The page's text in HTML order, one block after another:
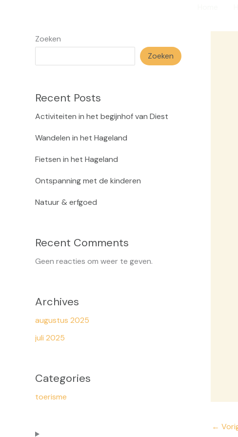
Zoeken
Zoeken
Recent Posts
Acti­vi­tei­ten in het begijn­hof van Diest
Wan­de­len in het Hage­land
Fiet­sen in het Hage­land
Ont­span­ning met de kin­de­ren
Natuur & erf­goed
Recent Comments
Geen reacties om weer te geven.
Archives
augustus 2025
juli 2025
Categories
toerisme
←